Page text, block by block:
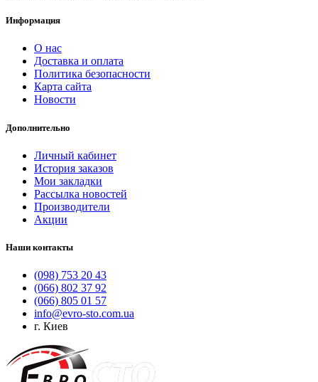
Информация
О нас
Доставка и оплата
Политика безопасности
Карта сайта
Новости
Дополнительно
Личный кабинет
История заказов
Мои закладки
Рассылка новостей
Производители
Акции
Наши контакты
(098) 753 20 43
(066) 802 37 92
(066) 805 01 57
info@evro-sto.com.ua
г. Киев